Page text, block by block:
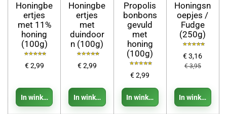
Honingbe
ertjes
met 11%
honing
(100g)
€ 2,99
In winkelwagen
Honingbe
ertjes
met
duindoor
n (100g)
€ 2,99
In winkelwagen
Propolis
bonbons
gevuld
met
honing
(100g)
€ 2,99
In winkelwagen
Honingsn
oepjes /
Fudge
(250g)
€ 3,16
€ 3,95
In